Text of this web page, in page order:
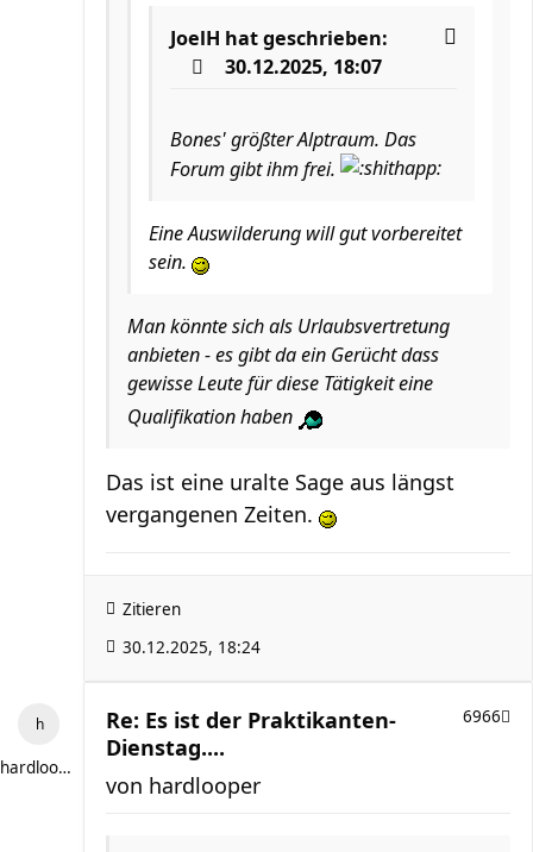
JoelH hat geschrieben:
30.12.2025, 18:07
Bones' größter Alptraum. Das
Forum gibt ihm frei.
Eine Auswilderung will gut vorbereitet
sein.
Man könnte sich als Urlaubsvertretung
anbieten - es gibt da ein Gerücht dass
gewisse Leute für diese Tätigkeit eine
Qualifikation haben
Das ist eine uralte Sage aus längst
vergangenen Zeiten.
Zitieren
30.12.2025, 18:24
hardlooper
Re: Es ist der Praktikanten-
Dienstag....
6966
von hardlooper